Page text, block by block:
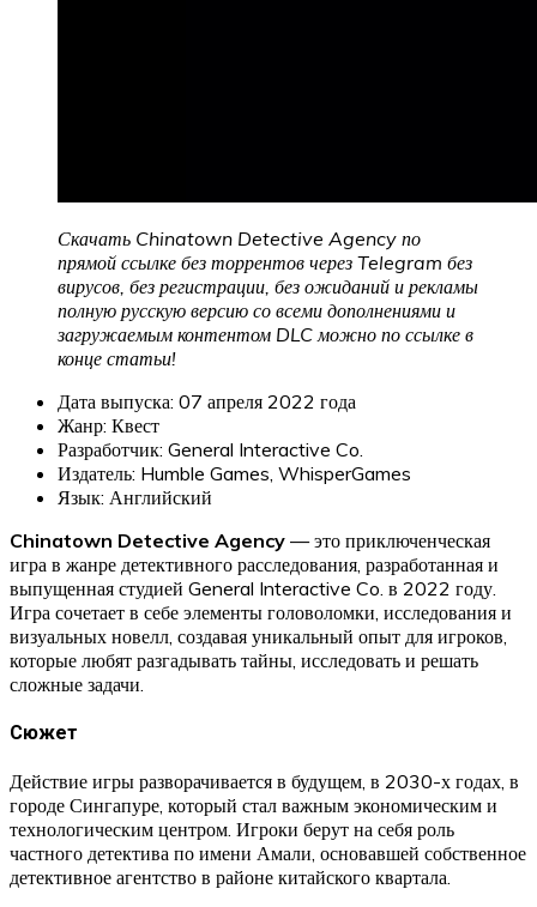
Скачать Chinatown Detective Agency по
прямой ссылке без торрентов через Telegram без
вирусов, без регистрации, без ожиданий и рекламы
полную русскую версию со всеми дополнениями и
загружаемым контентом DLC можно по ссылке в
конце статьи!
Дата выпуска: 07 апреля 2022 года
Жанр: Квест
Разработчик: General Interactive Co.
Издатель: Humble Games, WhisperGames
Язык: Английский
Chinatown Detective Agency — это приключенческая
игра в жанре детективного расследования, разработанная и
выпущенная студией General Interactive Co. в 2022 году.
Игра сочетает в себе элементы головоломки, исследования и
визуальных новелл, создавая уникальный опыт для игроков,
которые любят разгадывать тайны, исследовать и решать
сложные задачи.
Сюжет
Действие игры разворачивается в будущем, в 2030-х годах, в
городе Сингапуре, который стал важным экономическим и
технологическим центром. Игроки берут на себя роль
частного детектива по имени Амали, основавшей собственное
детективное агентство в районе китайского квартала.